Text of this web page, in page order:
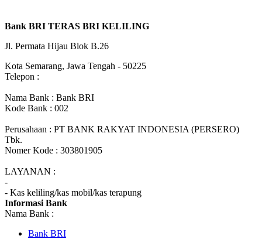
Bank BRI TERAS BRI KELILING
Jl. Permata Hijau Blok B.26
Kota Semarang, Jawa Tengah - 50225
Telepon :
Nama Bank : Bank BRI
Kode Bank : 002
Perusahaan : PT BANK RAKYAT INDONESIA (PERSERO)
Tbk.
Nomer Kode : 303801905
LAYANAN :
-
- Kas keliling/kas mobil/kas terapung
Informasi Bank
Nama Bank :
Bank BRI